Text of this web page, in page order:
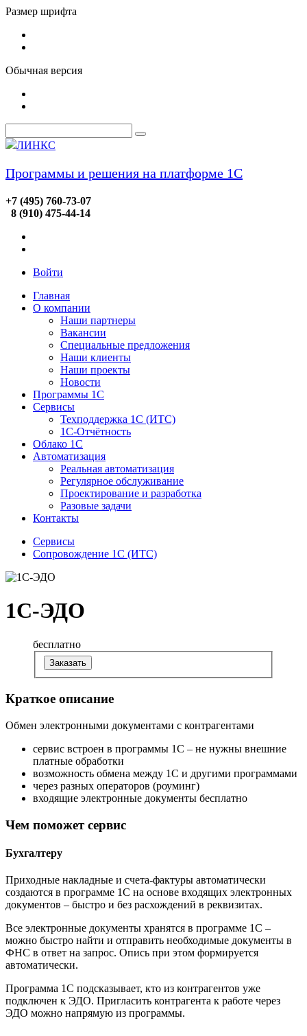
Размер шрифта
Обычная версия
ЛИНКС
Программы и решения на платформе 1С
+7 (495) 760-73-07
8 (910) 475-44-14
Войти
Главная
О компании
Наши партнеры
Вакансии
Специальные предложения
Наши клиенты
Наши проекты
Новости
Программы 1С
Сервисы
Техподдержка 1С (ИТС)
1С-Отчётность
Облако 1С
Автоматизация
Реальная автоматизация
Регулярное обслуживание
Проектирование и разработка
Разовые задачи
Контакты
Сервисы
Сопровождение 1С (ИТС)
1С-ЭДО
бесплатно
Заказать
Краткое описание
Обмен электронными документами с контрагентами
сервис встроен в программы 1С – не нужны внешние
платные обработки
возможность обмена между 1С и другими программами
через разных операторов (роуминг)
входящие электронные документы бесплатно
Чем поможет сервис
Бухгалтеру
Приходные накладные и счета-фактуры автоматически
создаются в программе 1С на основе входящих электронных
документов – быстро и без расхождений в реквизитах.
Все электронные документы хранятся в программе 1С –
можно быстро найти и отправить необходимые документы в
ФНС в ответ на запрос. Опись при этом формируется
автоматически.
Программа 1С подсказывает, кто из контрагентов уже
подключен к ЭДО. Пригласить контрагента к работе через
ЭДО можно напрямую из программы.